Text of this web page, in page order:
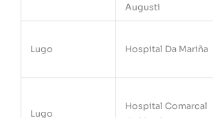
Augusti
Lugo Hospital Da Mariña
Lugo
Hospital Comarcal